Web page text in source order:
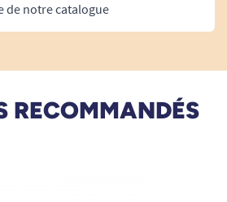
2020
de notre catalogue
RECOMMANDÉS